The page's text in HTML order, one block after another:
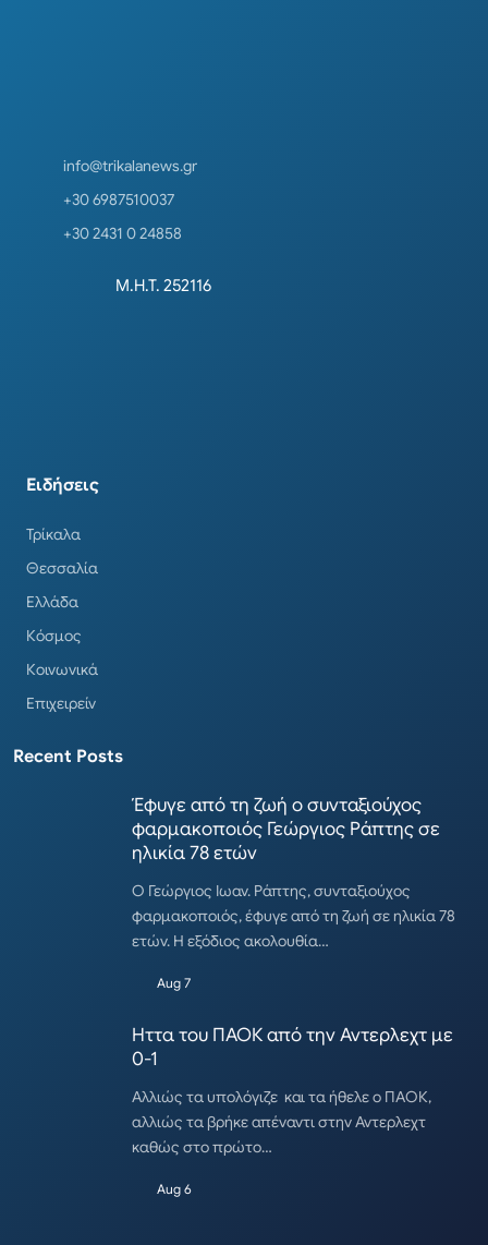
info@trikalanews.gr
+30 6987510037
+30 2431 0 24858
Μ.Η.Τ. 252116
Ειδήσεις
Τρίκαλα
Θεσσαλία
Ελλάδα
Κόσμος
Κοινωνικά
Επιχειρείν
Recent Posts
Έφυγε από τη ζωή ο συνταξιούχος
φαρμακοποιός Γεώργιος Ράπτης σε
ηλικία 78 ετών
Ο Γεώργιος Ιωαν. Ράπτης, συνταξιούχος
φαρμακοποιός, έφυγε από τη ζωή σε ηλικία 78
ετών. Η εξόδιος ακολουθία…
Aug 7
Ηττα του ΠΑΟΚ από την Αντερλεχτ με
0-1
Αλλιώς τα υπολόγιζε και τα ήθελε ο ΠΑΟΚ,
αλλιώς τα βρήκε απέναντι στην Αντερλεχτ
καθώς στο πρώτο…
Aug 6